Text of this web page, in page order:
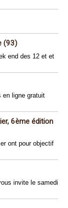
(93)
end des 12 et et
en ligne gratuit
6ème édition
ont pour objectif
invite le samedi